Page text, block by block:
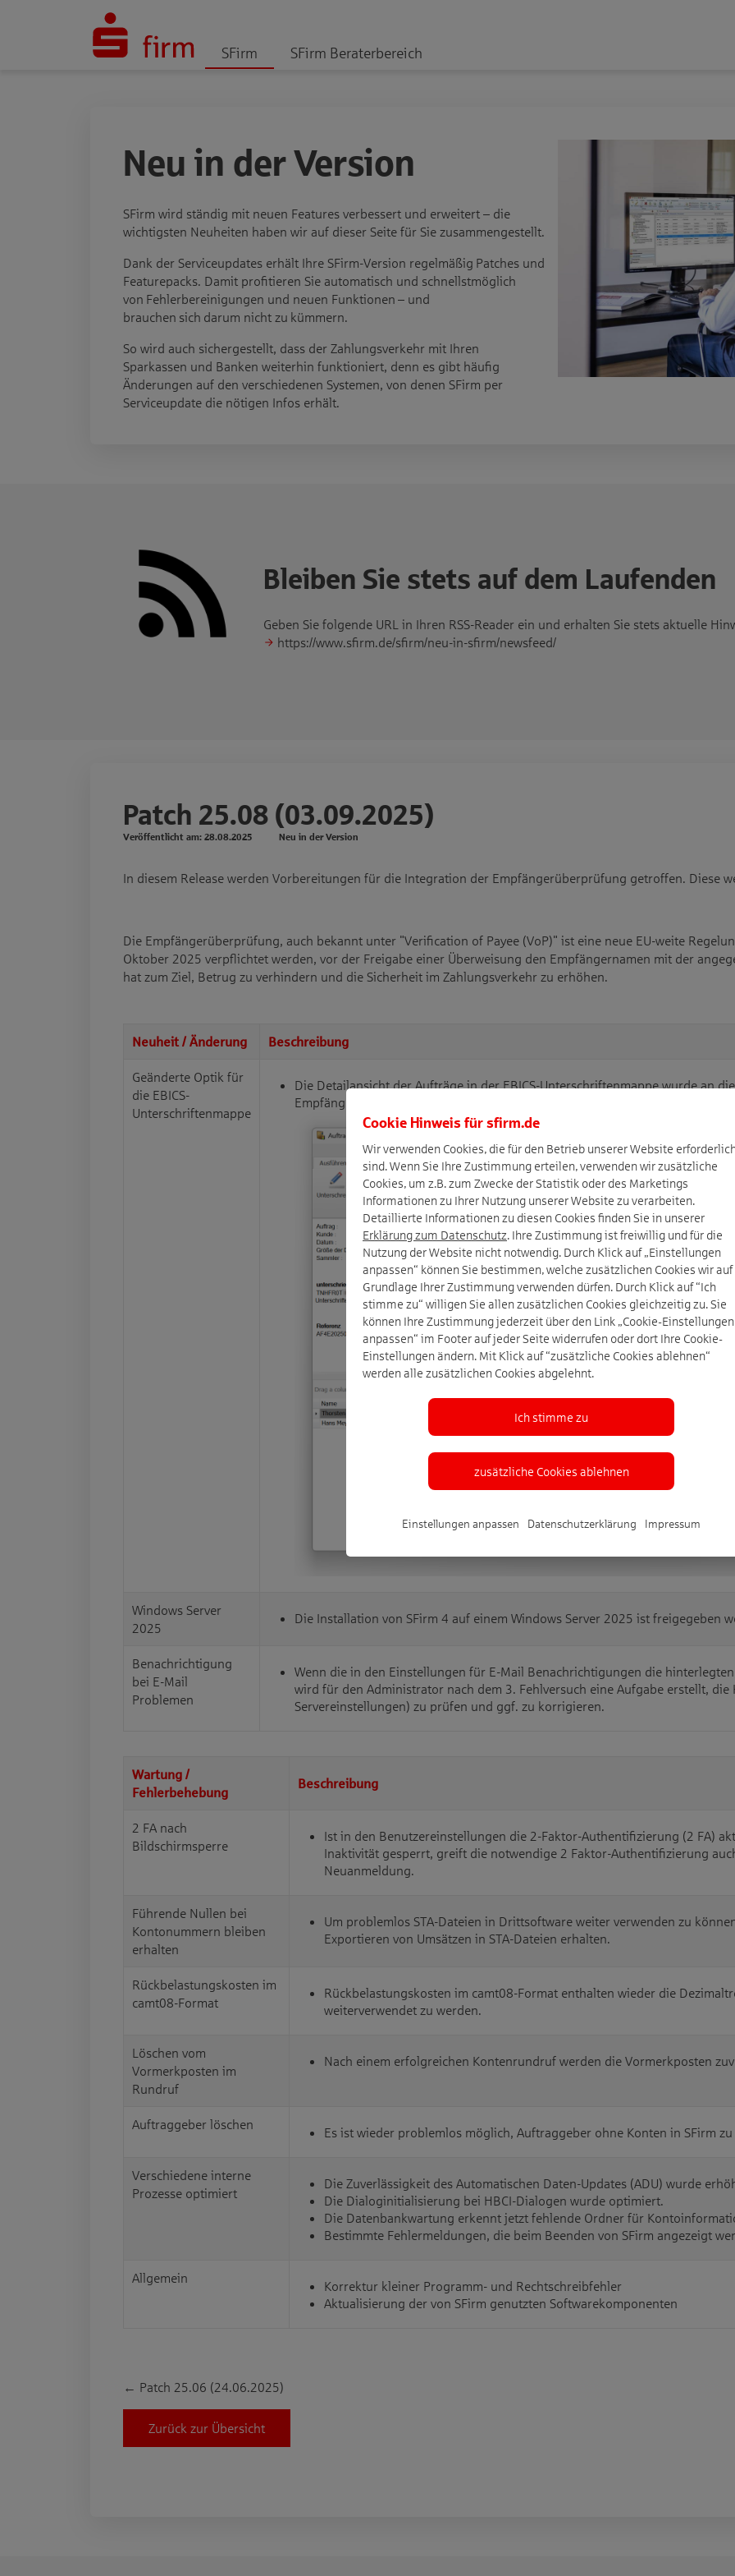
SFirm SFirm Beraterbereich
Neu in der Version
SFirm wird ständig mit neuen Features verbessert und erweitert – die
wichtigsten Neuheiten haben wir auf dieser Seite für Sie zusammengestellt.
Dank der Serviceupdates erhält Ihre SFirm-Version regelmäßig Patches und
Featurepacks. Damit profitieren Sie automatisch und schnellstmöglich
von Fehlerbereinigungen und neuen Funktionen – und
brauchen sich darum nicht zu kümmern.
So wird auch sichergestellt, dass der Zahlungsverkehr mit Ihren
Sparkassen und Banken weiterhin funktioniert, denn es gibt häufig
Änderungen auf den verschiedenen Systemen, von denen SFirm per
Serviceupdate die nötigen Infos erhält.
Bleiben Sie stets auf dem Laufenden
Geben Sie folgende URL in Ihren RSS-Reader ein und erhalten Sie stets aktuelle
https://www.sfirm.de/sfirm/neu-in-sfirm/newsfeed/
Patch 25.08 (03.09.2025)
Veröffentlicht am: 28.08.2025 Neu in der Version
In diesem Release werden Vorbereitungen für die Integration der Empfängerüberprüfung getroffen. Diese
Die Empfängerüberprüfung, auch bekannt unter "Verification of Payee (VoP)" ist eine neue EU-weite
Oktober 2025 verpflichtet werden, vor der Freigabe einer Überweisung den Empfängernamen mit der
hat zum Ziel, Betrug zu verhindern und die Sicherheit im Zahlungsverkehr zu erhöhen.
Neuheit / Änderung Beschreibung
Geänderte Optik für
die EBICS-
Unterschriftenmappe
Die Detailansicht der Aufträge in der EBICS-Unterschriftenmappe wurde an
Empfängerüberprüfung angepasst.
Windows Server
2025
Die Installation von SFirm 4 auf einem Windows Server 2025 ist freigegeben
Benachrichtigung
bei E-Mail
Problemen
Wenn die in den Einstellungen für E-Mail Benachrichtigungen die
wird für den Administrator nach dem 3. Fehlversuch eine Aufgabe erstellt, die
Servereinstellungen) zu prüfen und ggf. zu korrigieren.
Wartung /
Fehlerbehebung
Beschreibung
2 FA nach
Bildschirmsperre
Ist in den Benutzereinstellungen die 2-Faktor-Authentifizierung (2 FA)
Inaktivität gesperrt, greift die notwendige 2 Faktor-Authentifizierung
Neuanmeldung.
Führende Nullen bei
Kontonummern bleiben
erhalten
Um problemlos STA-Dateien in Drittsoftware weiter verwenden zu
Exportieren von Umsätzen in STA-Dateien erhalten.
Rückbelastungskosten im
camt08-Format
Rückbelastungskosten im camt08-Format enthalten wieder die
weiterverwendet zu werden.
Löschen vom
Vormerkposten im
Rundruf
Nach einem erfolgreichen Kontenrundruf werden die Vormerkposten
Auftraggeber löschen
Es ist wieder problemlos möglich, Auftraggeber ohne Konten in SFirm
Verschiedene interne
Prozesse optimiert
Die Zuverlässigkeit des Automatischen Daten-Updates (ADU) wurde
Die Dialoginitialisierung bei HBCI-Dialogen wurde optimiert.
Die Datenbankwartung erkennt jetzt fehlende Ordner für
Bestimmte Fehlermeldungen, die beim Beenden von SFirm angezeigt
Allgemein
Korrektur kleiner Programm- und Rechtschreibfehler
Aktualisierung der von SFirm genutzten Softwarekomponenten
← Patch 25.06 (24.06.2025)
Zurück zur Übersicht
Cookie Hinweis fürsfirm.de
Wir verwenden Cookies, die für den Betrieb unserer Website
sind. Wenn Sie Ihre Zustimmung erteilen, verwenden wir zusätzliche
Cookies, um z.B. zum Zwecke der Statistik oder des Marketings
Informationen zu Ihrer Nutzung unserer Website zu verarbeiten.
Detaillierte Informationen zu diesen Cookies finden Sie in unserer
Erklärung zum Datenschutz . Ihre Zustimmung ist freiwillig und für die
Nutzung der Website nicht notwendig. Durch Klick auf „Einstellungen
anpassen“ können Sie bestimmen, welche zusätzlichen Cookies wir auf
Grundlage Ihrer Zustimmung verwenden dürfen. Durch Klick auf “Ich
stimme zu“ willigen Sie allen zusätzlichen Cookies gleichzeitig zu. Sie
können Ihre Zustimmung jederzeit über den Link „Cookie-Einstellungen
anpassen“ im Footer auf jeder Seite widerrufen oder dort Ihre Cookie-
Einstellungen ändern. Mit Klick auf “zusätzliche Cookies ablehnen“
werden alle zusätzlichen Cookies abgelehnt.
Ich stimme zu
zusätzliche Cookies ablehnen
Einstellungen anpassen Datenschutzerklärung Impressum